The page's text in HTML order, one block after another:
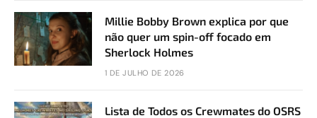
Millie Bobby Brown explica por que
não quer um spin-off focado em
Sherlock Holmes
1 DE JULHO DE 2026
Lista de Todos os Crewmates do OSRS